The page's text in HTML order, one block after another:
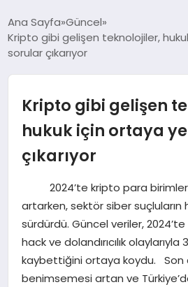
GÜNCEL
EKONOMI
MAGAZIN
SAĞLIK
SPOR
TEKNOLOJI
Ana Sayfa Güncel
Kripto gibi gelişen teknolojiler,
sorular çıkarıyor
Kripto gibi gelişen
hukuk için ortaya
çıkarıyor
2024’te kripto para
artarken, sektör siber suçluların
sürdürdü. Güncel veriler,
hack ve dolandırıcılık
kaybettiğini ortaya koydu. Son
benimsemesi artan ve